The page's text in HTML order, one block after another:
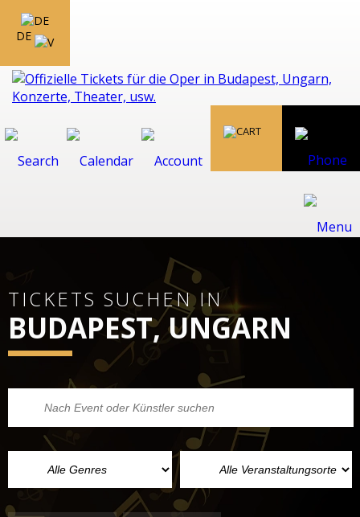
DE
TICKETS SUCHEN IN
BUDAPEST, UNGARN